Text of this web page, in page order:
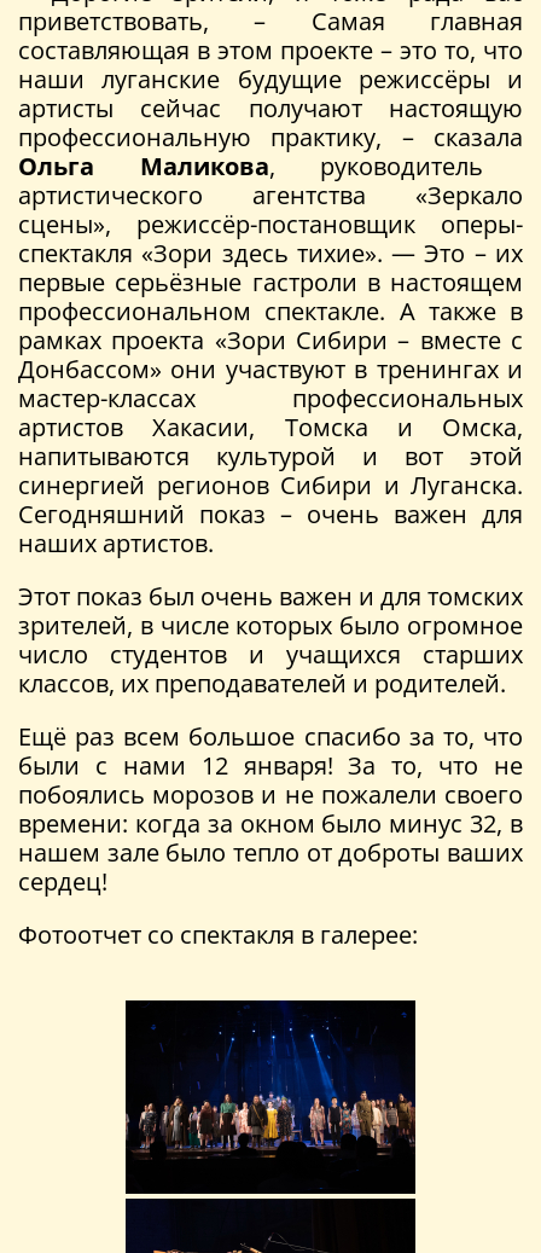
приветствовать, – Самая главная
составляющая в этом проекте – это то, что
наши луганские будущие режиссёры и
артисты сейчас получают настоящую
профессиональную практику, – сказала
Ольга Маликова, руководитель
артистического агентства «Зеркало
сцены», режиссёр-постановщик оперы-
спектакля «Зори здесь тихие». — Это – их
первые серьёзные гастроли в настоящем
профессиональном спектакле. А также в
рамках проекта «Зори Сибири – вместе с
Донбассом» они участвуют в тренингах и
мастер-классах профессиональных
артистов Хакасии, Томска и Омска,
напитываются культурой и вот этой
синергией регионов Сибири и Луганска.
Сегодняшний показ – очень важен для
наших артистов.
Этот показ был очень важен и для томских
зрителей, в числе которых было огромное
число студентов и учащихся старших
классов, их преподавателей и родителей.
Ещё раз всем большое спасибо за то, что
были с нами 12 января! За то, что не
побоялись морозов и не пожалели своего
времени: когда за окном было минус 32, в
нашем зале было тепло от доброты ваших
сердец!
Фотоотчет со спектакля в галерее: